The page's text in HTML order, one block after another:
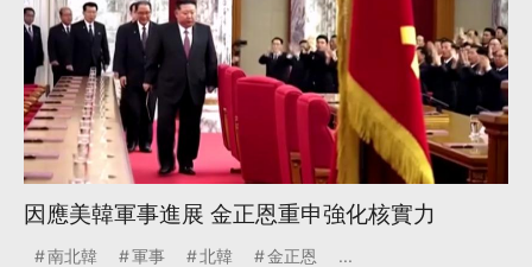
因應美韓軍事進展 金正恩重申強化核實力
南北韓 軍事 北韓 金正恩 ...